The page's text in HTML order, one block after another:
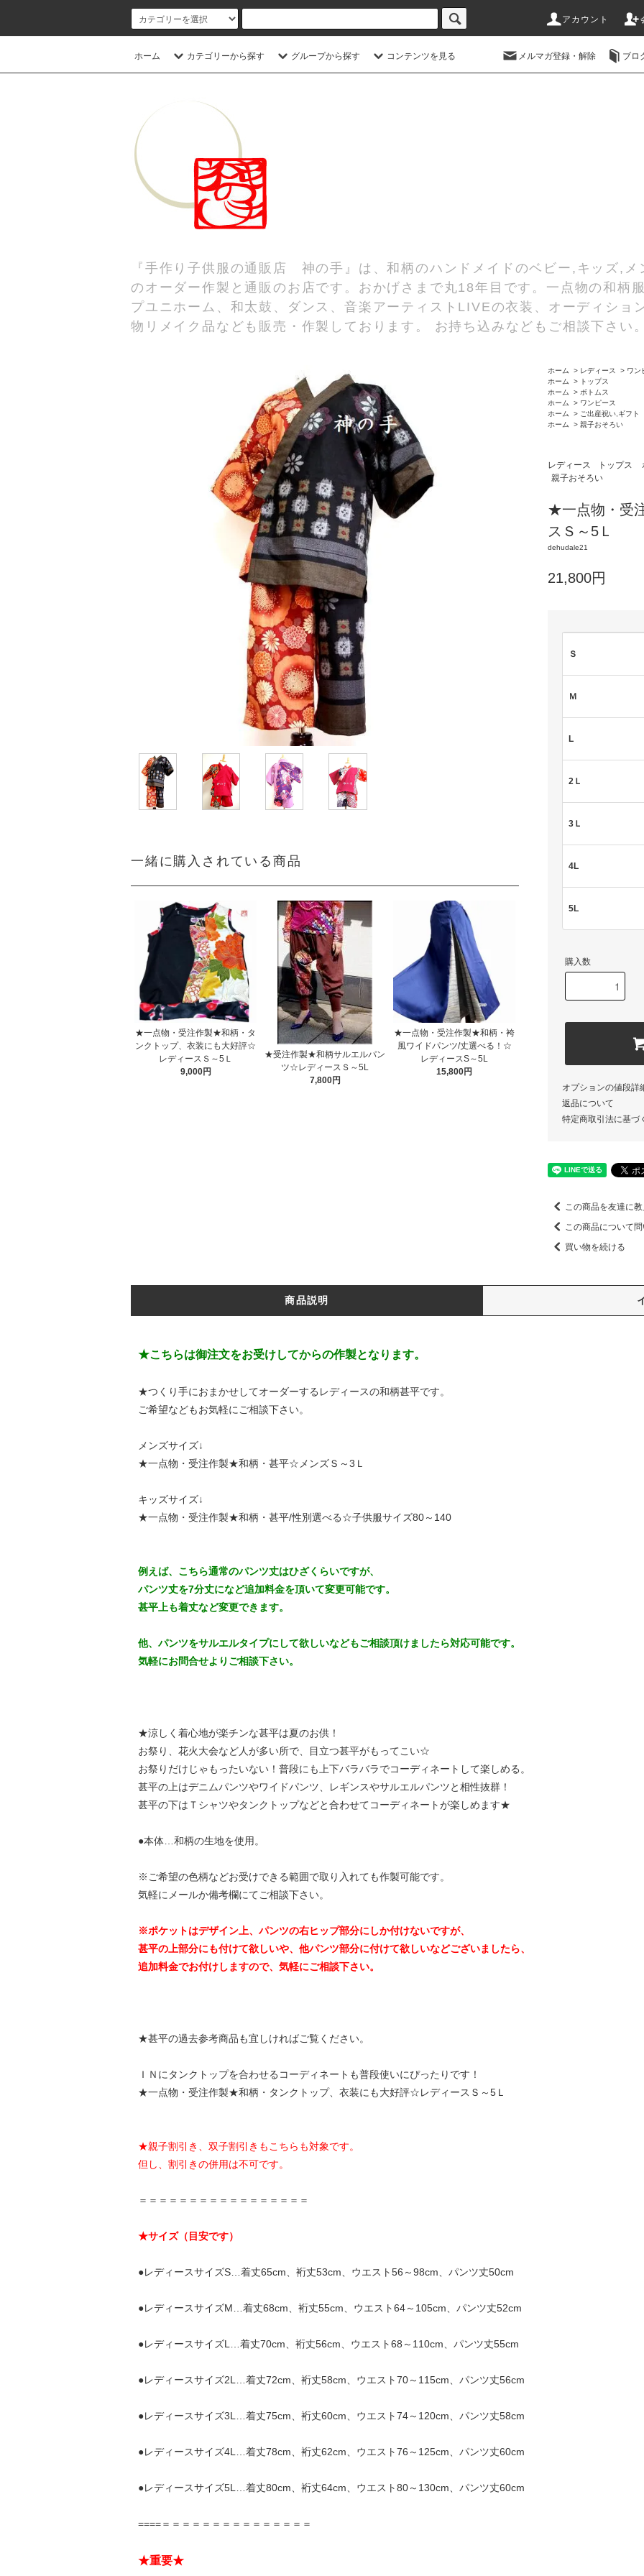
アカウント
ホーム カテゴリーから探す グループから探す コンテンツを見る メルマガ登録・解除 ブロ
『手作り子供服の通販店 神の手』は、和柄のハンドメイドのベビー,キッズ,
のオーダー作製と通販のお店です。おかげさまで丸18年目です。一点物の和柄
プユニホーム、和太鼓、ダンス、音楽アーティストLIVEの衣装、オーディショ
物リメイク品なども販売・作製しております。 お持ち込みなどもご相談下さい
一緒に購入されている商品
★一点物・受注作製★和柄・タ
ンクトップ、衣装にも大好評☆
レディースＳ～5Ｌ
9,000円
★受注作製★和柄サルエルパン
ツ☆レディースＳ～5L
7,800円
★一点物・受注作製★和柄・袴
風ワイドパンツ/丈選べる！☆
レディースS～5L
15,800円
ホーム > レディース > ワン
ホーム
> トップス
ホーム
> ボトムス
ホーム
> ワンピース
ホーム
> ご出産祝い,ギフト
ホーム
> 親子おそろい
レディース トップス
親子おそろい
★一点物・受
スＳ～5Ｌ
dehudale21
21,800円
Ｓ
Ｍ
L
2Ｌ
3Ｌ
4L
5L
購入数
オプションの値段詳
返品について
特定商取引法に基づ
この商品を友達に
この商品について
買い物を続ける
商品説明
★こちらは御注文をお受けしてからの作製となります。
★つくり手におまかせしてオーダーするレディースの和柄甚平です。
ご希望などもお気軽にご相談下さい。
メンズサイズ↓
★一点物・受注作製★和柄・甚平☆メンズＳ～3Ｌ
キッズサイズ↓
★一点物・受注作製★和柄・甚平/性別選べる☆子供服サイズ80～140
例えば、こちら通常のパンツ丈はひざくらいですが、
パンツ丈を7分丈になど追加料金を頂いて変更可能です。
甚平上も着丈など変更できます。
他、パンツをサルエルタイプにして欲しいなどもご相談頂けましたら対応可能です。
気軽にお問合せよりご相談下さい。
★涼しく着心地が楽チンな甚平は夏のお供！
お祭り、花火大会など人が多い所で、目立つ甚平がもってこい☆
お祭りだけじゃもったいない！普段にも上下バラバラでコーディネートして楽しめる。
甚平の上はデニムパンツやワイドパンツ、レギンスやサルエルパンツと相性抜群！
甚平の下はＴシャツやタンクトップなどと合わせてコーディネートが楽しめます★
●本体…和柄の生地を使用。
※ご希望の色柄などお受けできる範囲で取り入れても作製可能です。
気軽にメールか備考欄にてご相談下さい。
※ポケットはデザイン上、パンツの右ヒップ部分にしか付けないですが、
甚平の上部分にも付けて欲しいや、他パンツ部分に付けて欲しいなどございましたら、
追加料金でお付けしますので、気軽にご相談下さい。
★甚平の過去参考商品も宜しければご覧ください。
ＩＮにタンクトップを合わせるコーディネートも普段使いにぴったりです！
★一点物・受注作製★和柄・タンクトップ、衣装にも大好評☆レディースＳ～5Ｌ
★親子割引き、双子割引きもこちらも対象です。
但し、割引きの併用は不可です。
＝＝＝＝＝＝＝＝＝＝＝＝＝＝＝＝＝
★サイズ（目安です）
●レディースサイズS…着丈65cm、裄丈53cm、ウエスト56～98cm、パンツ丈50cm
●レディースサイズM…着丈68cm、裄丈55cm、ウエスト64～105cm、パンツ丈52cm
●レディースサイズL…着丈70cm、裄丈56cm、ウエスト68～110cm、パンツ丈55cm
●レディースサイズ2L…着丈72cm、裄丈58cm、ウエスト70～115cm、パンツ丈56cm
●レディースサイズ3L…着丈75cm、裄丈60cm、ウエスト74～120cm、パンツ丈58cm
●レディースサイズ4L…着丈78cm、裄丈62cm、ウエスト76～125cm、パンツ丈60cm
●レディースサイズ5L…着丈80cm、裄丈64cm、ウエスト80～130cm、パンツ丈60cm
====＝＝＝＝＝＝＝＝＝＝＝＝＝＝＝
★重要★